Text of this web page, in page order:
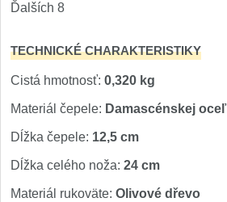
Ďalších 8
TECHNICKÉ CHARAKTERISTIKY
Cistá hmotnosť: 0,320 kg
Materiál čepele: Damascénskej oceľ
Dĺžka čepele: 12,5 cm
Dĺžka celého noža: 24 cm
Materiál rukoväte: Olivové dřevo